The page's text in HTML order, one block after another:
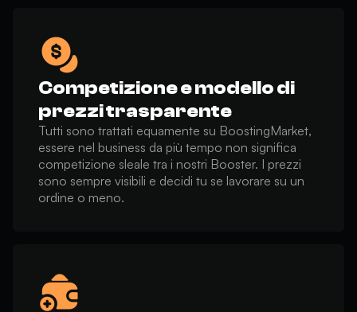
Competizione e modello di
prezzi trasparente
Tutti sono trattati equamente su BoostingMarket,
essere nel business da più tempo non significa
competizione sleale tra i nostri Booster. I prezzi
sono sempre visibili e decidi tu se lavorare su un
ordine o meno.